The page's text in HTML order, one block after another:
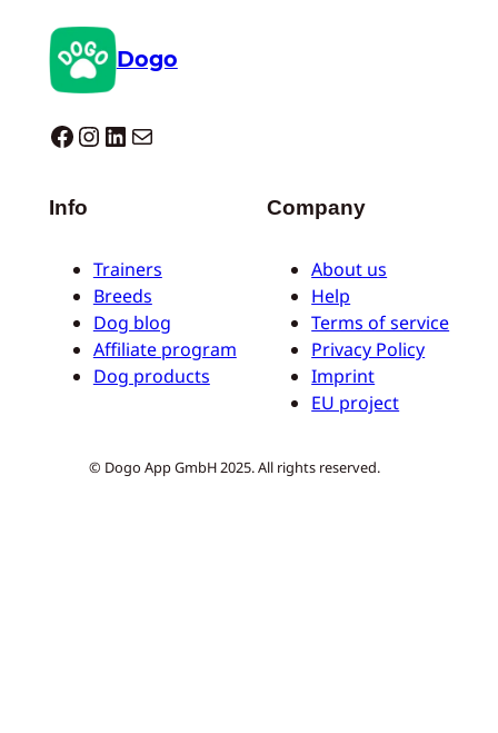
Dogo
Dogo facebook InstagramLinkedIn Mail
Info
Trainers
Breeds
Dog blog
Affiliate program
Dog products
Company
About us
Help
Terms of service
Privacy Policy
Imprint
EU project
© Dogo App GmbH 2025. All rights reserved.